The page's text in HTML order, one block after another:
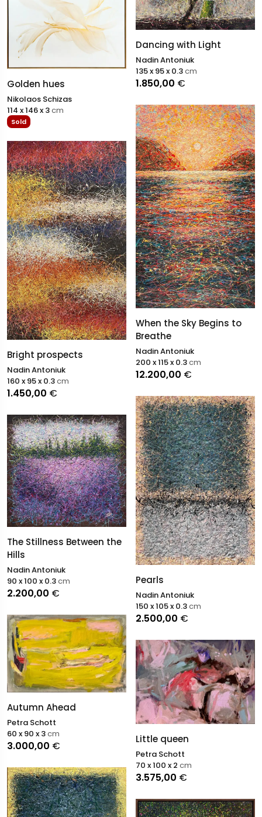
Golden hues
Nikolaos Schizas
Sold
114 x 146 x 3cm
Bright prospects
Nadin Antoniuk
1.450,00 €
160 x 95 x 0.3cm
The Stillness Between the
Hills
Nadin Antoniuk
2.200,00 €
90 x 100 x 0.3cm
Autumn Ahead
Petra Schott
3.000,00 €
60 x 90 x 3cm
Dancing with Light
Nadin Antoniuk
1.850,00 €
135 x 95 x 0.3cm
When the Sky Begins to
Breathe
Nadin Antoniuk
12.200,00 €
200 x 115 x 0.3cm
Pearls
Nadin Antoniuk
2.500,00 €
150 x 105 x 0.3cm
Little queen
Petra Schott
3.575,00 €
70 x 100 x 2 cm